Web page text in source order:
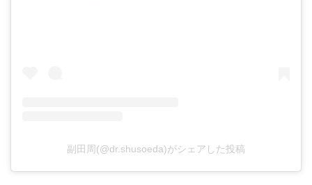
副田周(@dr.shusoeda)がシェアした投稿